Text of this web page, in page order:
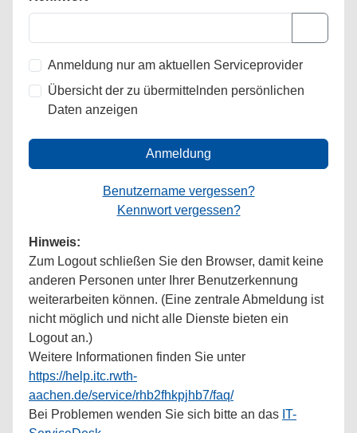
Anmeldung nur am aktuellen Serviceprovider
Übersicht der zu übermittelnden persönlichen
Daten anzeigen
Anmeldung
Benutzername vergessen?
Kennwort vergessen?
Hinweis:
Zum Logout schließen Sie den Browser, damit keine
anderen Personen unter Ihrer Benutzerkennung
weiterarbeiten können. (Eine zentrale Abmeldung ist
nicht möglich und nicht alle Dienste bieten ein
Logout an.)
Weitere Informationen finden Sie unter
https://help.itc.rwth-
aachen.de/service/rhb2fhkpjhb7/faq/
Bei Problemen wenden Sie sich bitte an das IT-